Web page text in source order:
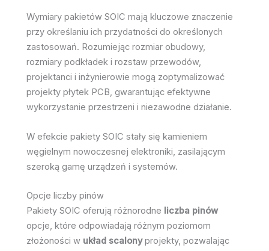
Wymiary pakietów SOIC mają kluczowe znaczenie
przy określaniu ich przydatności do określonych
zastosowań. Rozumiejąc rozmiar obudowy,
rozmiary podkładek i rozstaw przewodów,
projektanci i inżynierowie mogą zoptymalizować
projekty płytek PCB, gwarantując efektywne
wykorzystanie przestrzeni i niezawodne działanie.
W efekcie pakiety SOIC stały się kamieniem
węgielnym nowoczesnej elektroniki, zasilającym
szeroką gamę urządzeń i systemów.
Opcje liczby pinów
Pakiety SOIC oferują różnorodne liczba pinów
opcje, które odpowiadają różnym poziomom
złożoności w układ scalonyprojekty, pozwalając